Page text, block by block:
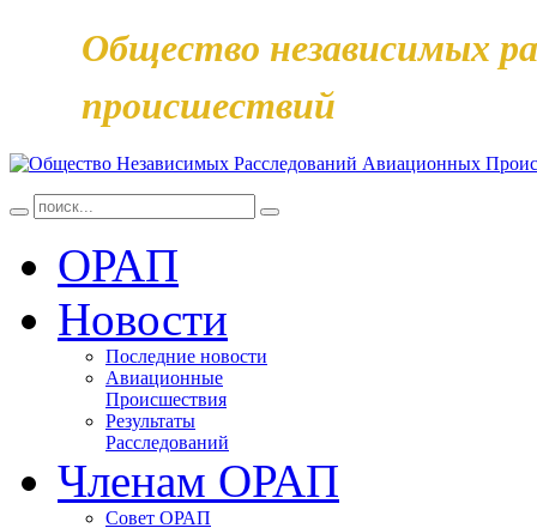
Общество независимых
происшествий
ОРАП
Новости
Последние новости
Авиационные
Происшествия
Результаты
Расследований
Членам ОРАП
Совет ОРАП